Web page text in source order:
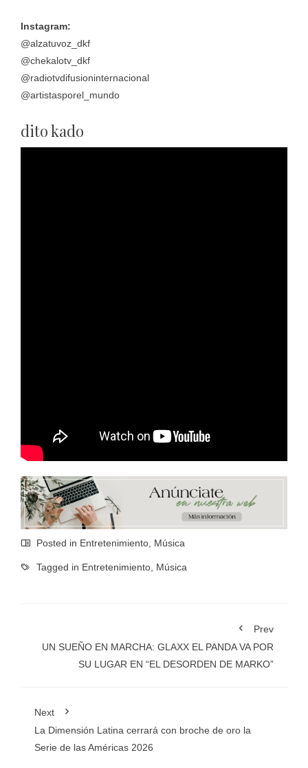
Instagram:
@alzatuvoz_dkf
@chekalotv_dkf
@radiotvdifusioninternacional
@artistasporel_mundo
dito kado
Posted in Entretenimiento Música
Tagged in Entretenimiento Música
Prev
UN SUEÑO EN MARCHA: GLAXX EL PANDA VA POR
SU LUGAR EN “EL DESORDEN DE MARKO”
Next
La Dimensión Latina cerrará con broche de oro la
Serie de las Américas 2026